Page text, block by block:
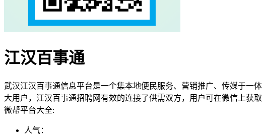
江汉百事通
武汉江汉百事通信息平台是一个集本地便民服务、营销推广、传媒于一
大用户，江汉百事通招聘网有效的连接了供需双方，用户可在微信上获
微帮平台大全:
人气：